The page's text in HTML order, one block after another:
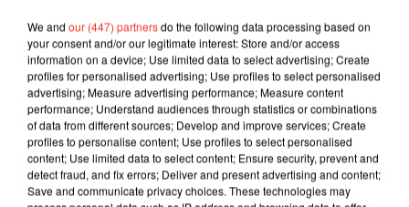
We and our (447) partnersdo the following data processing based on
your consent and/or our legitimate interest: Store and/or access
information on a device; Use limited data to select advertising; Create
profiles for personalised advertising; Use profiles to select personalised
advertising; Measure advertising performance; Measure content
performance; Understand audiences through statistics or combinations
of data from different sources; Develop and improve services; Create
profiles to personalise content; Use profiles to select personalised
content; Use limited data to select content; Ensure security, prevent and
detect fraud, and fix errors; Deliver and present advertising and content;
Save and communicate privacy choices. These technologies may